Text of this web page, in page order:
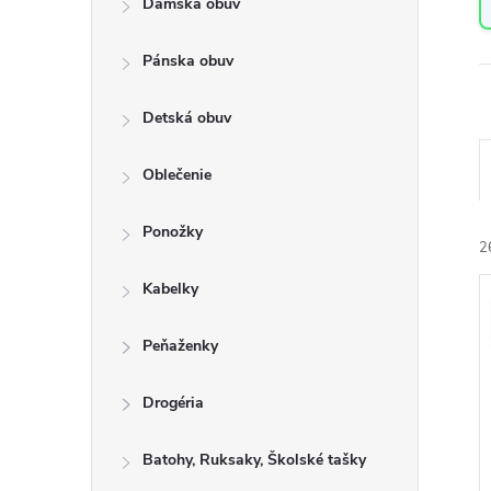
Pánska obuv
Detská obuv
Oblečenie
Ponožky
Kabelky
Peňaženky
Drogéria
Batohy, Ruksaky, Školské tašky
e
n